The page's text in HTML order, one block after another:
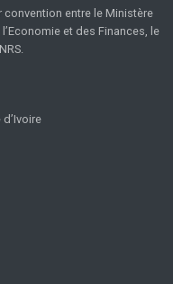
convention entre le Ministère
et des Finances, le